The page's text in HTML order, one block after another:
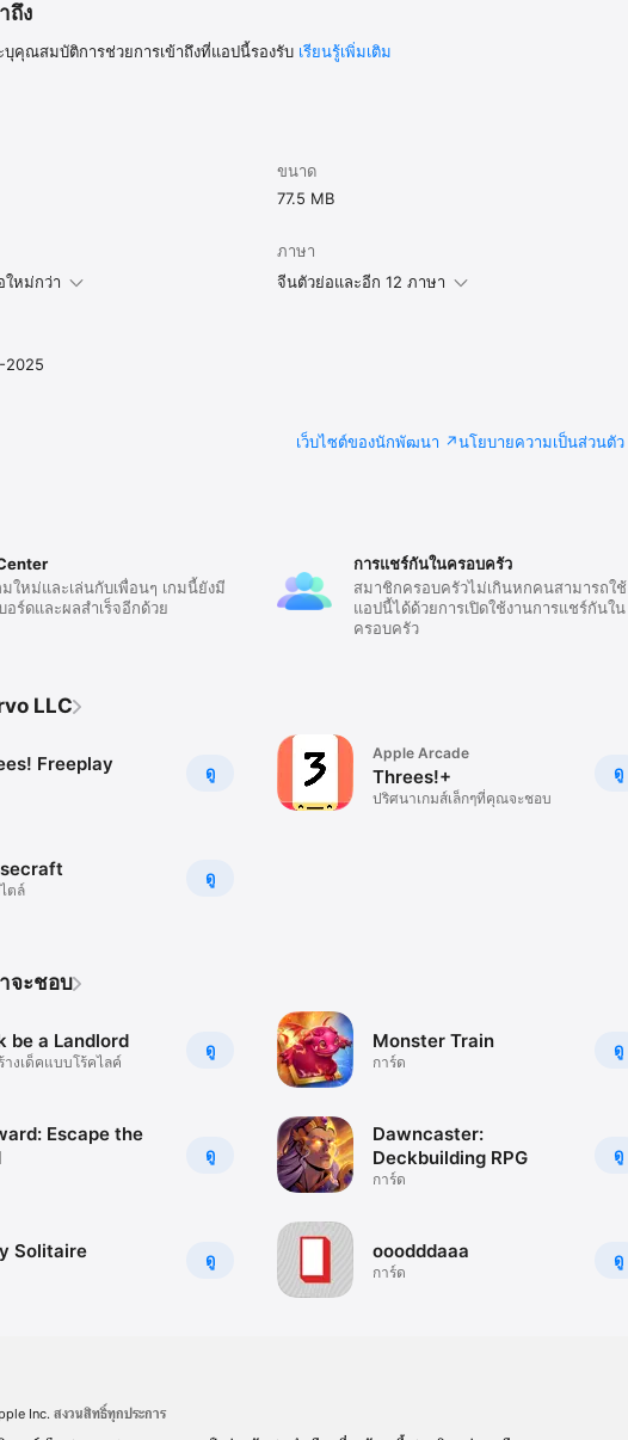
ถึง
คุณสมบัติการช่วยการเข้าถึงที่แอปนี้รองรับ เรียนรู้เพิ่มเติม
ขนาด
77.5 MB
ใหม่กว่า
ภาษา
จีนตัวย่อและอีก 12 ภาษา
2025
เว็บไซต์ของนักพัฒนา นโยบายความเป็นส่วนตัว
ใหม่และเล่นกับเพื่อนๆ เกมนี้ยังมี
อร์ดและผลสำเร็จอีกด้วย
การแชร์กันในครอบครัว
สมาชิกครอบครัวไม่เกินหกคนสามารถใช้
แอปนี้ได้ด้วยการเปิดใช้งานการแชร์กันใน
ครอบครัว
LLC
ดู
Freeplay
ดู
ตล์
ดู
Apple Arcade
Threes!+
ปริศนาเกมส์เล็กๆที่คุณจะชอบ
จะชอบ
ดู
be a Landlord
างเด็คแบบโร้คไลค์
ดู
Escape the
ดู
Solitaire
ดู
Monster Train
การ์ด
ดู
Dawncaster:
Deckbuilding RPG
การ์ด
ดู
ooodddaaa
การ์ด
Inc. สงวนสิทธิ์ทุกประการ